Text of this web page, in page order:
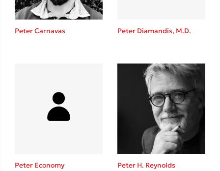
Φυστίκι ΠουΚυλάει
Κατρίνα Τσάνταλη
Lucinda Riley
Mimi Matthews
Teo Benedetti
Peter Carnavas Peter Diamandis, M.D.
Peter Economy Peter H. Reynolds